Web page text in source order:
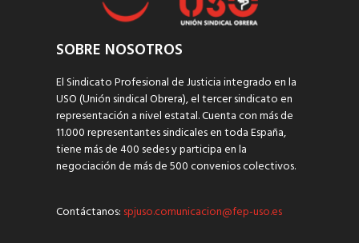
SOBRE NOSOTROS
El Sindicato Profesional de Justicia integrado en la
USO (Unión sindical Obrera), el tercer sindicato en
representación a nivel estatal. Cuenta con más de
11.000 representantes sindicales en toda España,
tiene más de 400 sedes y participa en la
negociación de más de 500 convenios colectivos.
Contáctanos: spjuso.comunicacion@fep-uso.es